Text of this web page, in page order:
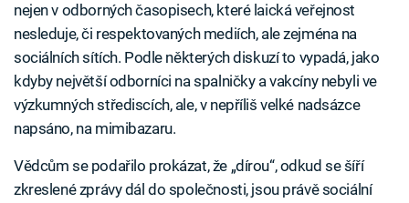
nejen v odborných časopisech, které laická veřejnost
nesleduje, či respektovaných mediích, ale zejména na
sociálních sítích. Podle některých diskuzí to vypadá, jako
kdyby největší odborníci na spalničky a vakcíny nebyli ve
výzkumných střediscích, ale, v nepříliš velké nadsázce
napsáno, na mimibazaru.
Vědcům se podařilo prokázat, že „dírou“, odkud se šíří
zkreslené zprávy dál do společnosti, jsou právě sociální